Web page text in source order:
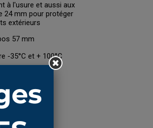
à l'usure et aussi aux
24 mm pour protéger
extérieurs
57 mm
-35°C et + 100°C